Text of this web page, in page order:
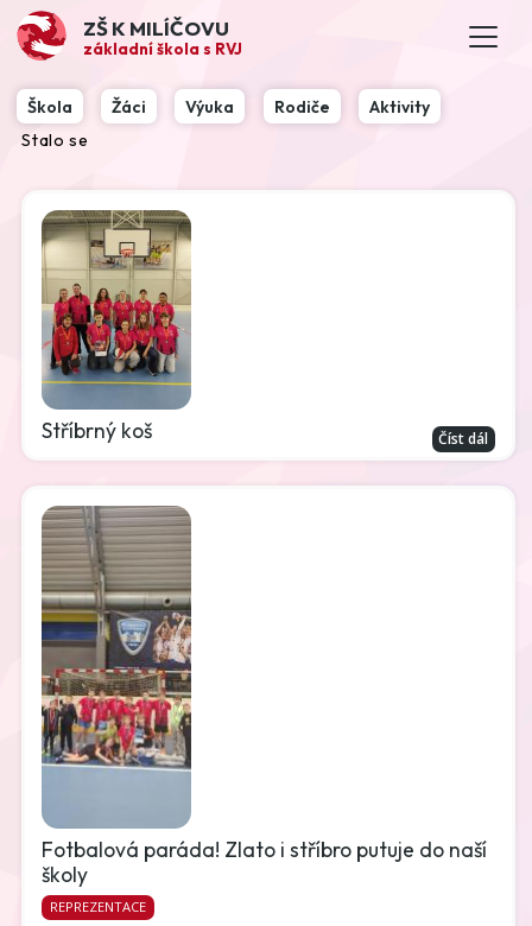
ZŠ K MILÍČOVU
základní škola s RVJ
Škola Žáci Výuka Rodiče
Aktivity
Stalo se
Stříbrný koš Číst dál
Fotbalová paráda! Zlato i stříbro putuje do naší
školy
REPREZENTACE